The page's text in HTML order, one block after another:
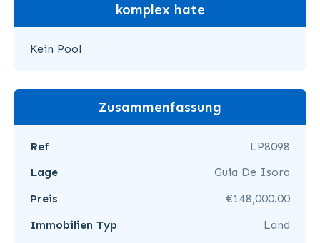
komplex hate
Kein Pool
Zusammenfassung
Ref
LP8098
Lage
Guia De Isora
Preis
€148,000.00
Immobilien Typ
Land